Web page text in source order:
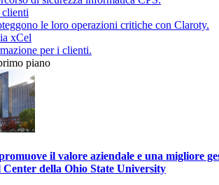
le loro operazioni critiche con Claroty.
xCel
per i clienti.
piano
il valore aziendale e una migliore
della Ohio State University